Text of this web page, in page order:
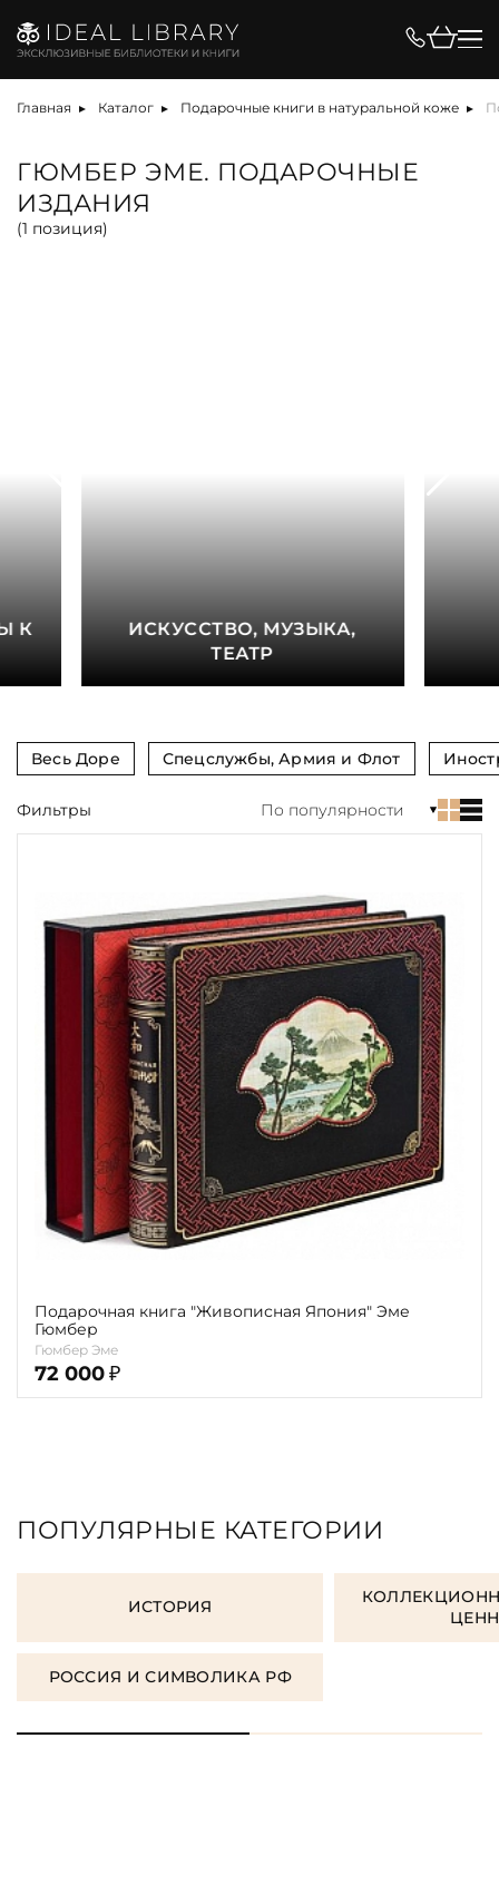
Главная Каталог Подарочные книги в натуральной коже
ГЮМБЕР ЭМЕ. ПОДАРОЧНЫЕ
ИЗДАНИЯ
(1 позиция)
К
ИСКУССТВО, МУЗЫКА,
ТЕАТР
Весь Доре Спецслужбы, Армия и Флот
Цена, ₽
Вид
Язык
Обрез
Тиснение
Пол и возраст
Переплёт
Наличие
Фильтры По популярности
Подарочная книга "Живописная Япония" Эме
Гюмбер
Гюмбер Эме
72 000 ₽
ПОПУЛЯРНЫЕ КАТЕГОРИИ
ИСТОРИЯ
РОССИЯ И СИМВОЛИКА РФ